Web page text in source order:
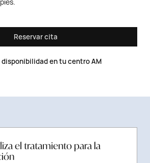
Reservar cita
en tu centro AM
el tratamiento para la